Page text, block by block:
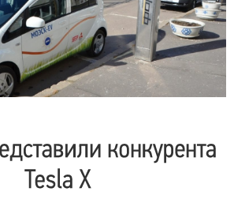
такси и каршеринга получат скидки на